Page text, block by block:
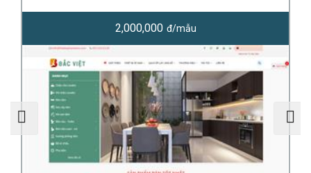
2,000,000 đ/mẫu